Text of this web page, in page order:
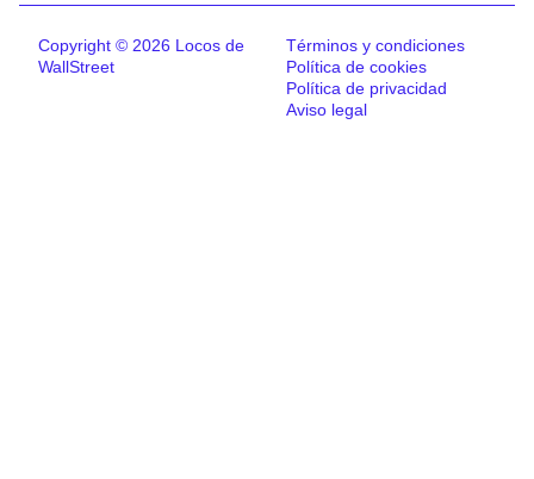
Copyright © 2026 Locos de
WallStreet
Términos y condiciones
Política de cookies
Política de privacidad
Aviso legal